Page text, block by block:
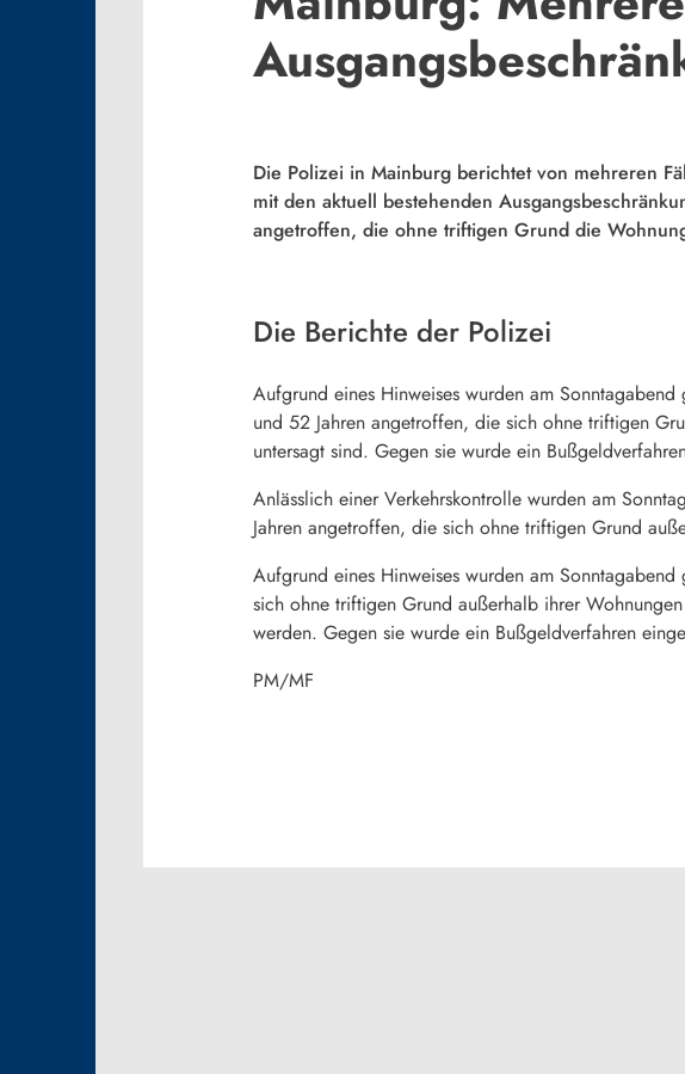
Die Polizei in Mainburg berichtet von mehreren
mit den aktuell bestehenden
angetroffen, die ohne triftigen Grund die
Die Berichte der Polizei
Aufgrund eines Hinweises wurden am
und 52 Jahren angetroffen, die sich ohne triftigen
untersagt sind. Gegen sie wurde ein
Anlässlich einer Verkehrskontrolle wurden am
Jahren angetroffen, die sich ohne triftigen Grund
Aufgrund eines Hinweises wurden am
sich ohne triftigen Grund außerhalb ihrer
werden. Gegen sie wurde ein Bußgeldverfahren
PM/MF